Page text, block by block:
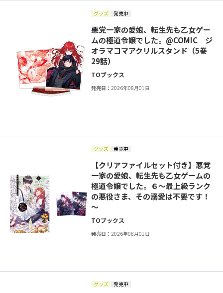
グッズ 発売中
悪党一家の愛娘、転生先も乙女ゲー
ムの極道令嬢でした。@COMIC ジ
オラマコマアクリルスタンド（5巻
29話）
TOブックス
発売日：2026年08月01日
グッズ 発売中
【クリアファイルセット付き】悪党
一家の愛娘、転生先も乙女ゲームの
極道令嬢でした。６～最上級ランク
の悪役さま、その溺愛は不要です！
～
TOブックス
発売日：2026年08月01日
グッズ 発売中